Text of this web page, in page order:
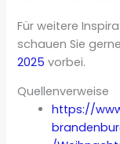
Für weitere
schauen Sie
2025 vorbei.
Quellenverweise
https://